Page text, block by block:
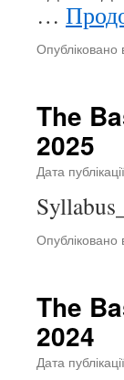
…
Опубліковано
The
2025
Дата публікації
Опубліковано
The
2024
Дата публікації